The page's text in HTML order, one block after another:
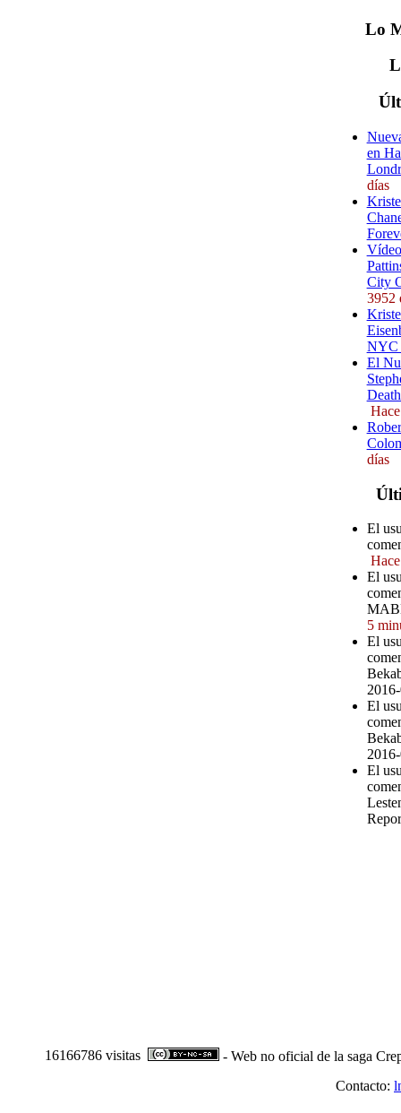
Lo
en
días
City
3952
NYC
El
días
El
El
5
El
El
El
16166786 visitas
- Web no oficial de la saga
Contacto: